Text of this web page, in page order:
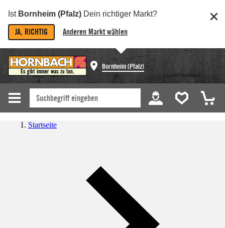
Ist Bornheim (Pfalz) Dein richtiger Markt?
JA, RICHTIG Anderen Markt wählen
Bornheim (Pfalz)
Startseite